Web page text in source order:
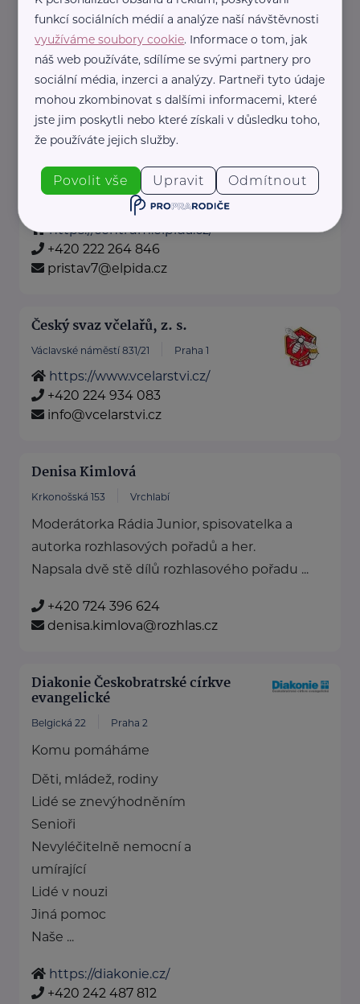
+420 485 352 604
petra.palascakova@tul.cz
Centrum Elpida - Přístav
V Přístavu 1639/24 Praha 7 - Holešovice
Elpida je nezisková organizace, která od roku
2002 podporuje seniory v aktivním životě.
Provozuje 2 ...
https://centrum.elpida.cz/
+420 222 264 846
pristav7@elpida.cz
Český svaz včelařů, z. s.
Václavské náměstí 831/21 Praha 1
https://www.vcelarstvi.cz/
+420 224 934 083
info@vcelarstvi.cz
Denisa Kimlová
Krkonošská 153 Vrchlabí
Moderátorka Rádia Junior, spisovatelka a
autorka rozhlasových pořadů a her.
Napsala dvě stě dílů rozhlasového pořadu ...
+420 724 396 624
denisa.kimlova@rozhlas.cz
Diakonie Českobratrské církve
evangelické
Belgická 22 Praha 2
Komu pomáháme
Děti, mládež, rodiny
Lidé se znevýhodněním
Senioři
Nevyléčitelně nemocní a
umírající
Lidé v nouzi
Jiná pomoc
Naše ...
https://diakonie.cz/
+420 242 487 812
funkcí sociálních médií a analýze naší návštěvnosti
využíváme soubory cookie. Informace o tom, jak
náš web používáte, sdílíme se svými partnery pro
sociální média, inzerci a analýzy. Partneři tyto údaje
mohou zkombinovat s dalšími informacemi, které
jste jim poskytli nebo které získali v důsledku toho,
že používáte jejich služby.
Povolit vše Upravit Odmítnout